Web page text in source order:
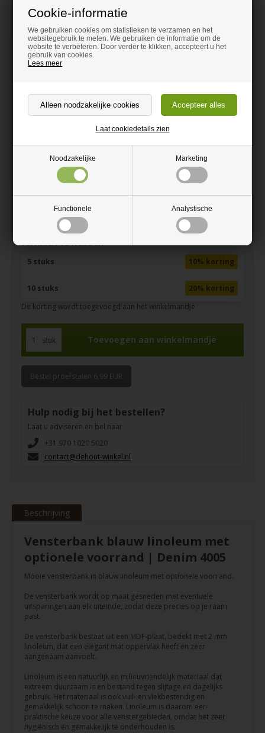
Cookie-informatie
We gebruiken cookies om statistieken te verzamen en het
websitegebruik te meten. We gebruiken de informatie om de
website te verbeteren. Door verder te klikken, accepteert u het
gebruik van cookies.
Lees meer
Noodzakelijke Marketing
Functionele Analystische
Laat cookiedetails zien
Vanaf 110,10
Kwantumkorting - De borden hoeven niet hetzelfde
formaat te hebben
5 stuks 10% korting
10 stuks
20% korting
De korting wordt toegevoegd aan het winkelmandje
stuk
Bestel proefstalen 6,99 EUR
Hulp nodig bij het bestellen?
Laat u adviseren en bel naar
+31 970 1020 5020
contact@dehout-winkel.nl
Beschrijving
Vensterbank blauw linoleum met
optionele voorrand | Denim 4005
Mooie vensterbank in blauw linoleum met optionele voorrand.
De vensterbank wordt op maat gesneden met eventuele
uitsparingen aan elk uiteinde, zodat deze precies op je raam
past.
De vensterbank bestaat uit een MDF-plaat, bedekt met 2 mm
linoleum, dat een elegant mat oppervlak heeft en zeer
aangenaam aanvoelt.
Linoleum is een natuurlijk en milieuvriendelijk materiaal dat
extreem duurzaam is en bestand tegen slijtage en dagelijks
gebruik. Het materiaal is ook vuil- en vlekbestendig en
gemakkelijk schoon te maken. Linoleum is daarom een
praktische keuze voor alle venstergebieden, omdat het zeer
hygiënisch en gemakkelijk te onderhouden is.